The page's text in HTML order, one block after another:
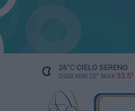
26°CCIELO SERENO
OGGI MIN 22° MAX 33.5°